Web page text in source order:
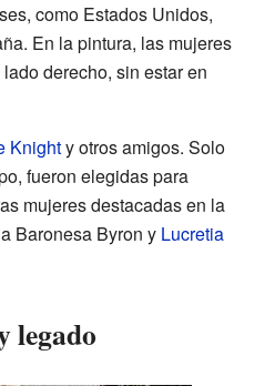
como Estados Unidos,
En la pintura, las mujeres
derecho, sin estar en
Knighty otros amigos. Solo
fueron elegidas para
mujeres destacadas en la
Baronesa Byron y Lucretia
legado